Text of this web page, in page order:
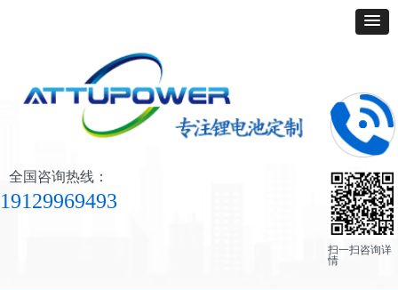
全国咨询热线：
19129969493
扫一扫咨询详
情